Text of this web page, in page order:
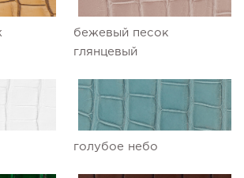
бежевый песок
глянцевый
голубое небо
Maurice Lacroix
Omega
Panerai
Patek Philippe
Parmigiani